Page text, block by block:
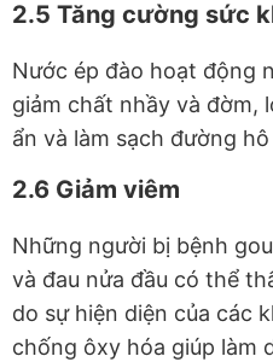
2.5 Tăng cường sức
Nước ép đào hoạt động
giảm chất nhầy và đờm,
ẩn và làm sạch đường
2.6 Giảm viêm
Những người bị bệnh
và đau nửa đầu có thể
do sự hiện diện của các
chống ôxy hóa giúp làm